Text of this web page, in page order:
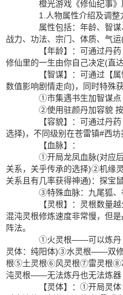
橙光游戏《修仙纪事》
1.人物属性介绍及调整
属性包括：年龄、智谋
战力、功法、宗门、体质、气
【年龄】：可通过丹药
修仙里的一生由你自己决定(直
【智谋】：可通过【属
数值影响剧情走向)，同时特殊获
①市集遇书生加智谋点
②使用驻颜丹加容貌 按-
【容貌】：可通过丹药
选择)，不同级别在苍雷镇#西坊
【血脉】：
①开局龙凤血脉(对应后
关系，关乎传承的选择)②机缘
关系且有几率获得神通)：探宝
③特殊血脉：九尾狐、
【灵根】：灵根数量越
混沌灵根修炼速度非常慢，但
阵法。
①火灵根——可以炼丹
灵体：纯阳体)③水灵根——双
根⑤土灵根⑥风灵根⑦雷灵根⑧
沌灵根——无法炼丹也无法炼器
【灵体】：①开局灵体